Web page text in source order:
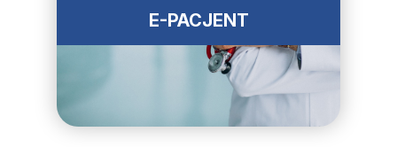
E-PACJENT